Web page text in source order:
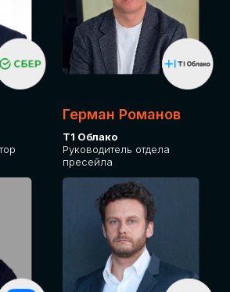
Герман Романов
Т1 Облако
Руководитель отдела
пресейла